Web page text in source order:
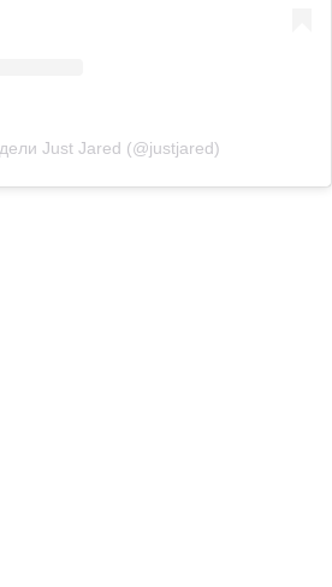
дели Just Jared (@justjared)